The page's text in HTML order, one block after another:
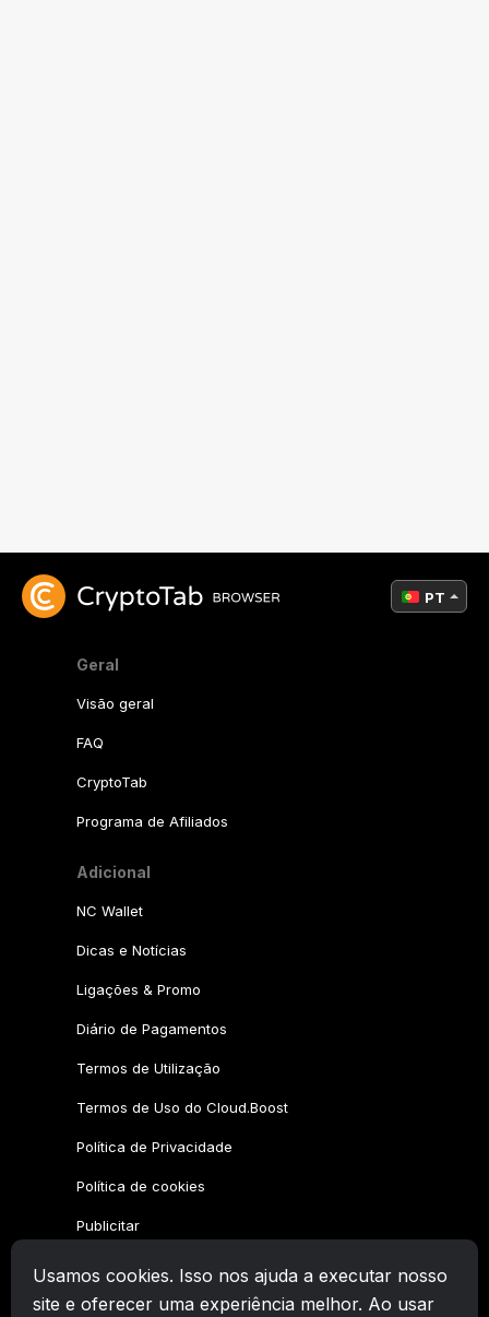
Usamos cookies. Isso nos ajuda a executar nosso
site e oferecer uma experiência melhor. Ao usar
Geral
Visão geral
FAQ
CryptoTab
Programa de Afiliados
Adicional
NC Wallet
Dicas e Notícias
Ligações & Promo
Diário de Pagamentos
Termos de Utilização
Termos de Uso do Cloud.Boost
Política de Privacidade
Política de cookies
Publicitar
Família CryptoTab
PT